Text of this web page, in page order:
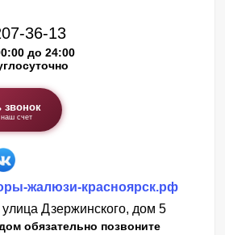
36-13
до 24:00
звонок
счет
жалюзи-красноярск.рф
улица Дзержинского, дом 5
обязательно позвоните